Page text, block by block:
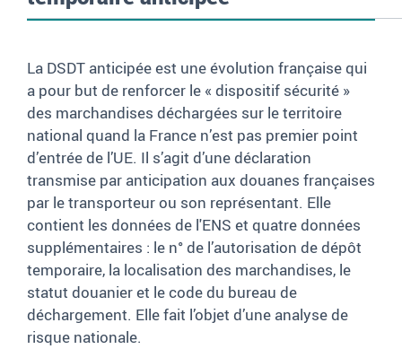
La DSDT anticipée est une évolution française qui
a pour but de renforcer le « dispositif sécurité »
des marchandises déchargées sur le territoire
national quand la France n’est pas premier point
d’entrée de l’UE. Il s’agit d’une déclaration
transmise par anticipation aux douanes françaises
par le transporteur ou son représentant. Elle
contient les données de l'ENS et quatre données
supplémentaires : le n° de l’autorisation de dépôt
temporaire, la localisation des marchandises, le
statut douanier et le code du bureau de
déchargement. Elle fait l’objet d’une analyse de
risque nationale.